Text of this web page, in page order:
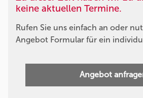
keine aktuellen Termine.
Rufen Sie uns einfach an oder
Angebot Formular für ein
Angebot